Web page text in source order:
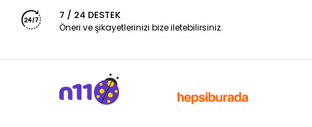
7 / 24 DESTEK
Öneri ve şikayetlerinizi bize iletebilirsiniz.